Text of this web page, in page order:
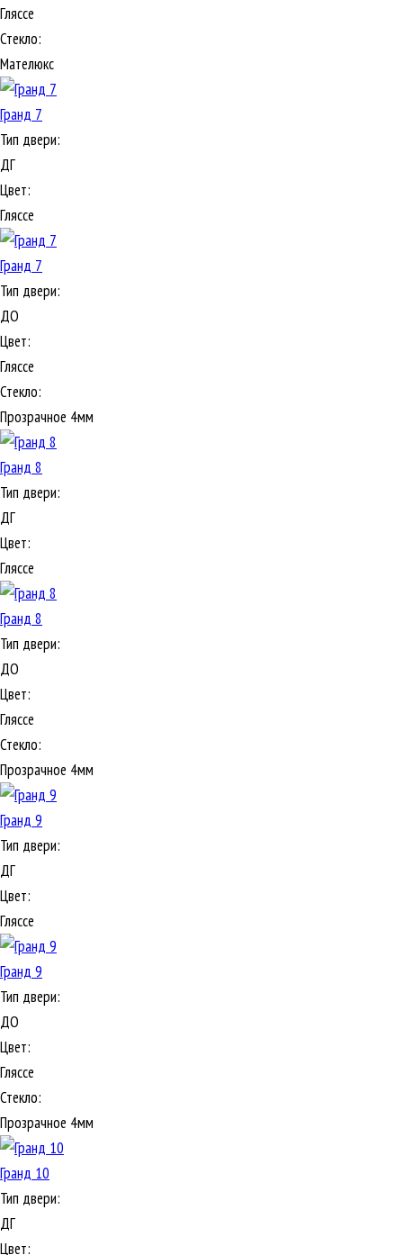
Гляссе
Стекло:
Мателюкс
Гранд 7
Тип двери:
ДГ
Цвет:
Гляссе
Гранд 7
Тип двери:
ДО
Цвет:
Гляссе
Стекло:
Прозрачное 4мм
Гранд 8
Тип двери:
ДГ
Цвет:
Гляссе
Гранд 8
Тип двери:
ДО
Цвет:
Гляссе
Стекло:
Прозрачное 4мм
Гранд 9
Тип двери:
ДГ
Цвет:
Гляссе
Гранд 9
Тип двери:
ДО
Цвет:
Гляссе
Стекло:
Прозрачное 4мм
Гранд 10
Тип двери:
ДГ
Цвет: